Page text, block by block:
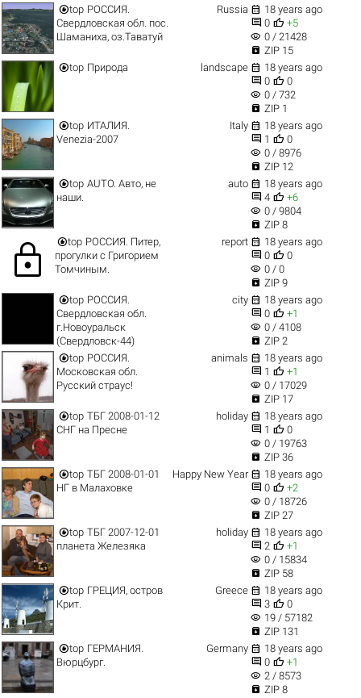
top РОССИЯ.
Свердловская обл. пос.
Шаманиха, оз.Таватуй
Russia  18 years ago
 0  +5
visibility 0 / 21428
 ZIP 15
top Природа landscape  18 years ago
 0  0
visibility 0 / 732
 ZIP 1
top ИТАЛИЯ.
Venezia-2007
Italy  18 years ago
 1  0
visibility 0 / 8976
 ZIP 12
top AUTO. Авто, не
наши.
auto  18 years ago
 4  +6
visibility 0 / 9804
 ZIP 8
lock top РОССИЯ. Питер,
прогулки с Григорием
Томчиным.
report  18 years ago
 0  0
visibility 0 / 0
 ZIP 9
top РОССИЯ.
Свердловская обл.
г.Новоуральск
(Свердловск-44)
city  18 years ago
 0  +1
visibility 0 / 4108
 ZIP 2
top РОССИЯ.
Московская обл.
Русский страус!
animals  18 years ago
 1  +1
visibility 0 / 17029
 ZIP 17
top ТБГ 2008-01-12
СНГ на Пресне
holiday  18 years ago
 1  0
visibility 0 / 19763
 ZIP 36
top ТБГ 2008-01-01
НГ в Малаховке
Happy New Year  18 years ago
 0  +2
visibility 0 / 18726
 ZIP 27
top ТБГ 2007-12-01
планета Железяка
holiday  18 years ago
 2  +1
visibility 0 / 15834
 ZIP 58
top ГРЕЦИЯ, остров
Крит.
Greece  18 years ago
 3  0
visibility 19 / 57182
 ZIP 131
top ГЕРМАНИЯ.
Вюрцбург.
Germany  18 years ago
 0  +1
visibility 2 / 8573
 ZIP 8